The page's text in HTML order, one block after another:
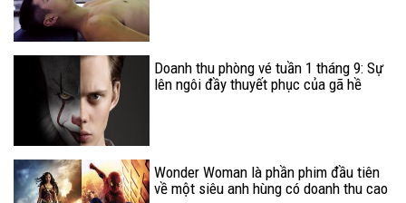
Doanh thu phòng vé tuần 1 tháng 9: Sự
lên ngôi đầy thuyết phục của gã hề
Wonder Woman là phần phim đầu tiên
về một siêu anh hùng có doanh thu cao